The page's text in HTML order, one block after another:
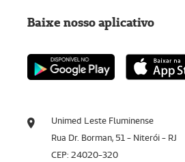
Unimed Leste Fluminense
Rua Dr. Borman, 51 - Niterói - RJ
CEP: 24020-320
Baixe nosso aplicativo